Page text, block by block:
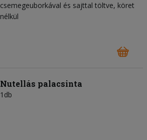
csemegeuborkával és sajttal töltve, köret
nélkül
Nutellás palacsinta
1db